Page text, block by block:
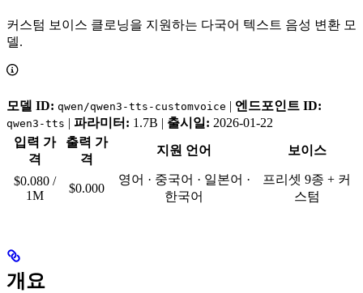
커스텀 보이스 클로닝을 지원하는 다국어 텍스트 음성 변환 모
델.
모델 ID: qwen/qwen3-tts-customvoice | 엔드포인트 ID:
qwen3-tts | 파라미터: 1.7B | 출시일: 2026-01-22
입력 가
격
출력 가
격
지원 언어 보이스
$0.080 /
1M
$0.000
영어 · 중국어 · 일본어 ·
한국어
프리셋 9종 + 커
스텀
개요